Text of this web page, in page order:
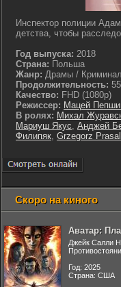
Инспектор полиции
детства, чтобы
Год выпуска: 2018
Страна: Польша
Жанр: Драмы /
Продолжительность:
Качество: FHD (1080p)
Режиссер: Мацей
В ролях: Михал
Мариуш Якус, Анджей
Филипяк, Grzegorz
Скоро на киного
Аватар:
Джейк Салли
Год: 2025
Страна: США